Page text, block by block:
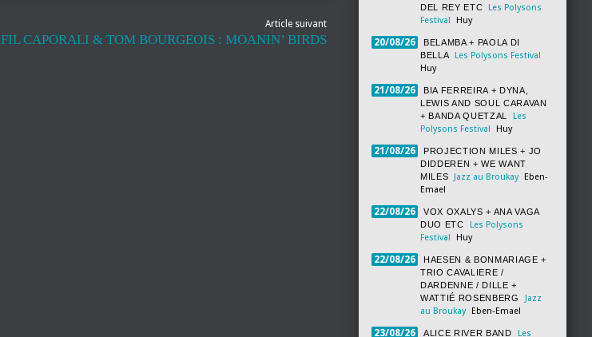
Article suivant
FIL CAPORALI & TOM BOURGEOIS : MOANIN’ BIRDS
DEL REY ETC
Les Polysons
Festival
Huy
20/08/26
BELAMBA + PAOLA DI
BELLA
Les Polysons Festival
Huy
21/08/26
BIA FERREIRA + DYNA,
LEWIS AND SOUL CARAVAN
+ BANDA QUETZAL
Les
Polysons Festival
Huy
21/08/26
PROJECTION MILES + JO
DIDDEREN + WE WANT
MILES
Jazz au Broukay Eben-
Emael
22/08/26
VOX OXALYS + ANA VAGA
DUO ETC
Les Polysons
Festival
Huy
22/08/26
HAESEN & BONMARIAGE +
TRIO CAVALIERE /
DARDENNE / DILLE +
WATTIÉ ROSENBERG
Jazz
au Broukay
Eben-Emael
23/08/26 ALICE RIVER BAND
Les